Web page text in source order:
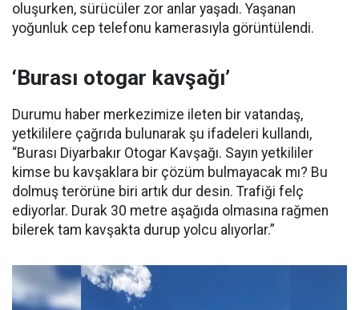
oluşurken, sürücüler zor anlar yaşadı. Yaşanan
yoğunluk cep telefonu kamerasıyla görüntülendi.
‘Burası otogar kavşağı’
Durumu haber merkezimize ileten bir vatandaş,
yetkililere çağrıda bulunarak şu ifadeleri kullandı,
“Burası Diyarbakır Otogar Kavşağı. Sayın yetkililer
kimse bu kavşaklara bir çözüm bulmayacak mı? Bu
dolmuş terörüne biri artık dur desin. Trafiği felç
ediyorlar. Durak 30 metre aşağıda olmasına rağmen
bilerek tam kavşakta durup yolcu alıyorlar.”